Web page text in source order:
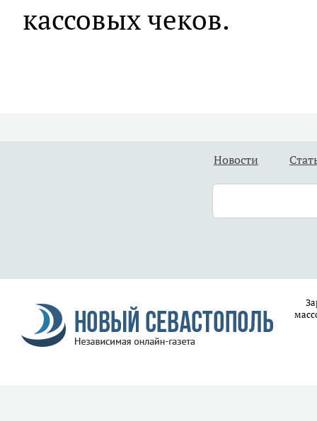
кассовых чеков.
Новости